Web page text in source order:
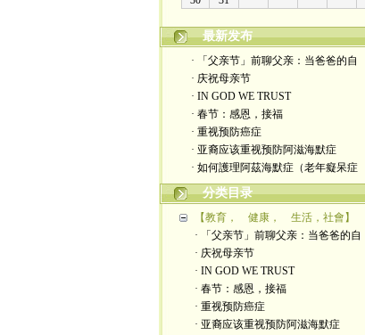
最新发布
· 「父亲节」前聊父亲：当爸爸的自
· 庆祝母亲节
· IN GOD WE TRUST
· 春节：感恩，接福
· 重视预防癌症
· 亚裔应该重视预防阿滋海默症
· 如何護理阿茲海默症（老年癡呆症
分类目录
【教育， 健康， 生活，社會】
· 「父亲节」前聊父亲：当爸爸的自
· 庆祝母亲节
· IN GOD WE TRUST
· 春节：感恩，接福
· 重视预防癌症
· 亚裔应该重视预防阿滋海默症